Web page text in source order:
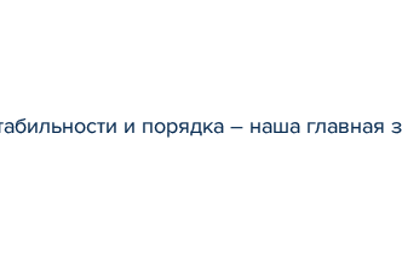
и порядка – наша главная